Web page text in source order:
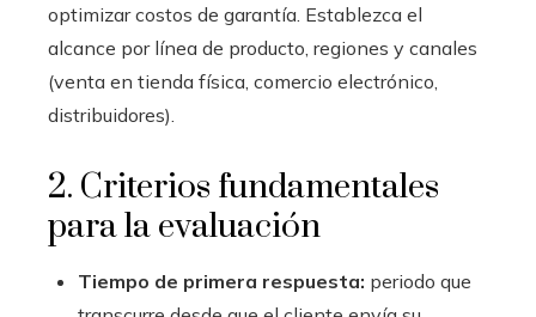
optimizar costos de garantía. Establezca el
alcance por línea de producto, regiones y canales
(venta en tienda física, comercio electrónico,
distribuidores).
2. Criterios fundamentales
para la evaluación
Tiempo de primera respuesta: periodo que